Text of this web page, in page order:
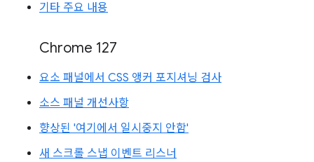
기타 주요 내용
Chrome 127
요소 패널에서 CSS 앵커 포지셔닝 검사
소스 패널 개선사항
향상된 '여기에서 일시중지 안함'
새 스크롤 스냅 이벤트 리스너